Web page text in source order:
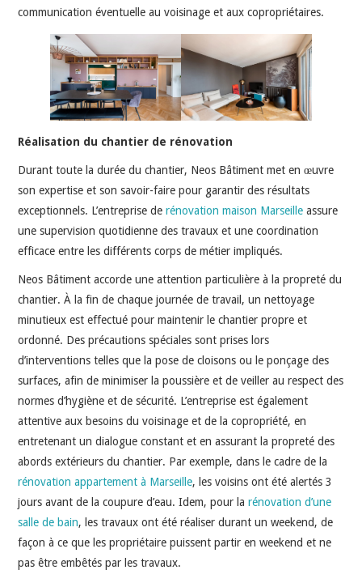
communication éventuelle au voisinage et aux copropriétaires.
Réalisation du chantier de rénovation
Durant toute la durée du chantier, Neos Bâtiment met en œuvre
son expertise et son savoir-faire pour garantir des résultats
exceptionnels. L’entreprise derénovation maison Marseille assure
une supervision quotidienne des travaux et une coordination
efficace entre les différents corps de métier impliqués.
Neos Bâtiment accorde une attention particulière à la propreté du
chantier. À la fin de chaque journée de travail, un nettoyage
minutieux est effectué pour maintenir le chantier propre et
ordonné. Des précautions spéciales sont prises lors
d’interventions telles que la pose de cloisons ou le ponçage des
surfaces, afin de minimiser la poussière et de veiller au respect des
normes d’hygiène et de sécurité. L’entreprise est également
attentive aux besoins du voisinage et de la copropriété, en
entretenant un dialogue constant et en assurant la propreté des
abords extérieurs du chantier. Par exemple, dans le cadre de la
rénovation appartement à Marseille, les voisins ont été alertés 3
jours avant de la coupure d’eau. Idem, pour larénovation d’une
salle de bain, les travaux ont été réaliser durant un weekend, de
façon à ce que les propriétaire puissent partir en weekend et ne
pas être embêtés par les travaux.